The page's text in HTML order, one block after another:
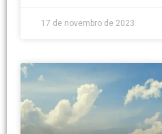
17 de novembro de 2023